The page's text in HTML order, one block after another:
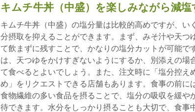
キムチ牛丼（中盛）を楽しみながら減塩
キムチ牛丼（中盛）の塩分量は比較的高めですが、い
分摂取を抑えることができます。まず、みそ汁や天つ
て飲まずに残すことで、かなりの塩分カットが可能で
は、天つゆをかけすぎないようにするか、別添えの場
て食べるとよいでしょう。また、注文時に「塩分控え
め」をリクエストできる店舗もあります。食事の前に
食物繊維の多い食品を摂ることで、塩分の吸収を緩や
待できます。水分をしっかり摂ることも大切で、食事